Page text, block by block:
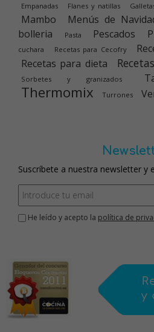
Empanadas Flanes y natillas
Mambo Menús de
bolleria
Pasta Pescados
cuchara
Recetas para Cecofry
Recetas para dieta
Sorbetes y granizados
Thermomix Turrones
Suscríbete a nuestra newsletter y
He leído y acepto la política de